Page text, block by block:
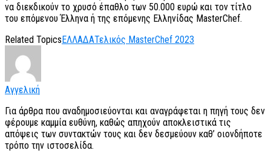
να διεκδικούν το χρυσό έπαθλο των 50.000 ευρώ και τον τίτλο
του επόμενου Έλληνα ή της επόμενης Ελληνίδας MasterChef.
Related Topics ΕΛΛΑΔΑΤελικός MasterChef 2023
Αγγελική
Για άρθρα που αναδημοσιεύονται και αναγράφεται η πηγή τους δεν
φέρουμε καμμία ευθύνη, καθώς απηχούν αποκλειστικά τις
απόψεις των συντακτών τους και δεν δεσμεύουν καθ’ οιονδήποτε
τρόπο την ιστοσελίδα.